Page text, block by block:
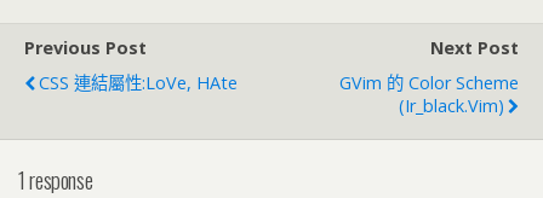
Previous Post
CSS 連結屬性:LoVe, HAte
Next Post
GVim 的 Color Scheme
(ir_black.vim)
1 response